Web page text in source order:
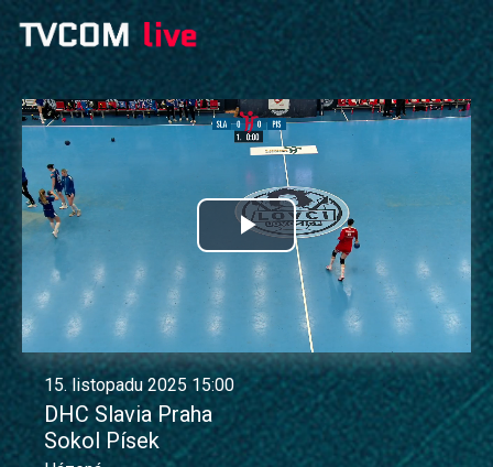
Přehrát
video
15. listopadu 2025 15:00
DHC Slavia Praha
Sokol Písek